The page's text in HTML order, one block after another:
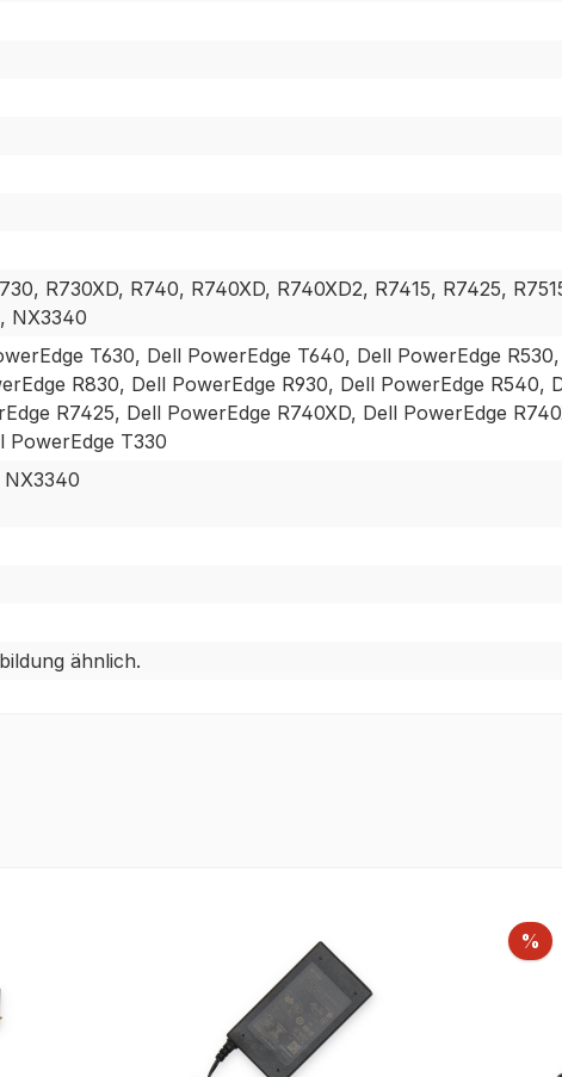
R730XD, R740, R740XD, R740XD2, R7415, R7425,
NX3340
T630, Dell PowerEdge T640, Dell PowerEdge
R830, Dell PowerEdge R930, Dell PowerEdge R540,
R7425, Dell PowerEdge R740XD, Dell PowerEdge
PowerEdge T330
ähnlich.
%